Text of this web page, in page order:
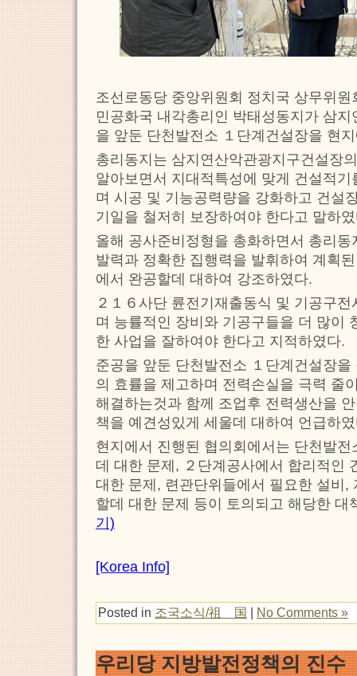
조선로동당 중앙위원회 정치국 상무위
민공화국 내각총리인 박태성동지가 삼
을 앞둔 단천발전소 １단계건설장을 현
총리동지는 삼지연산악관광지구건설장
알아보면서 지대적특성에 맞게 건설적
며 시공 및 기능공력량을 강화하고 건설
기일을 철저히 보장하여야 한다고 말하
올해 공사준비정형을 총화하면서 총리
발력과 정확한 집행력을 발휘하여 계획
에서 완공할데 대하여 강조하였다.
２１６사단 륜전기재출동식 및 기공구
며 능률적인 장비와 기공구들을 더 많이
한 사업을 잘하여야 한다고 지적하였다.
준공을 앞둔 단천발전소 １단계건설장
의 효률을 제고하며 전력손실을 극력 줄
해결하는것과 함께 조업후 전력생산을
책을 예견성있게 세울데 대하여 언급하
현지에서 진행된 협의회에서는 단천발
데 대한 문제, ２단계공사에서 합리적인
대한 문제, 련관단위들에서 필요한 설비,
할데 대한 문제 등이 토의되고 해당한 대
기)
[Korea Info]
Posted in 조국소식/祖 国 | No Comments »
우리당 지방발전정책의 진수